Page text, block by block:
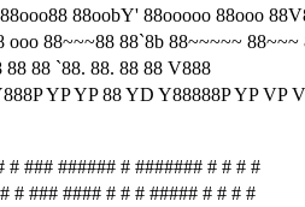
88oobY' 88ooooo 88ooo
ooo 88~~~88 88`8b 88~~~~~ 88~~~
88 `88. 88. 88 88 V888
YP YP 88 YD Y88888P YP VP
# ### ###### # ####### # # # #
# ### #### # # # ##### # # # #